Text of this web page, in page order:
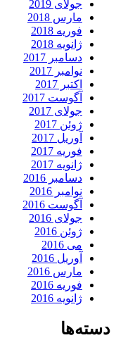
جولای 2019
مارس 2018
فوریه 2018
ژانویه 2018
دسامبر 2017
نوامبر 2017
اکتبر 2017
آگوست 2017
جولای 2017
ژوئن 2017
آوریل 2017
فوریه 2017
ژانویه 2017
دسامبر 2016
نوامبر 2016
آگوست 2016
جولای 2016
ژوئن 2016
می 2016
آوریل 2016
مارس 2016
فوریه 2016
ژانویه 2016
دسته‌ها